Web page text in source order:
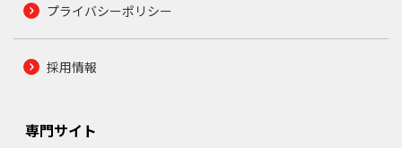
プライバシーポリシー
採用情報
専門サイト